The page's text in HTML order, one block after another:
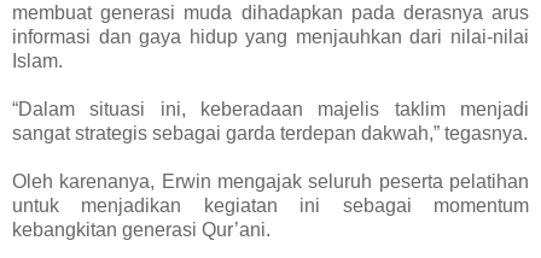
membuat generasi muda dihadapkan pada derasnya arus
informasi dan gaya hidup yang menjauhkan dari nilai-nilai
Islam.
“Dalam situasi ini, keberadaan majelis taklim menjadi
sangat strategis sebagai garda terdepan dakwah,” tegasnya.
Oleh karenanya, Erwin mengajak seluruh peserta pelatihan
untuk menjadikan kegiatan ini sebagai momentum
kebangkitan generasi Qur’ani.